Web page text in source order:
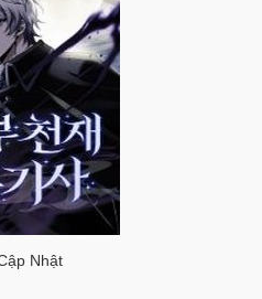
Nhật